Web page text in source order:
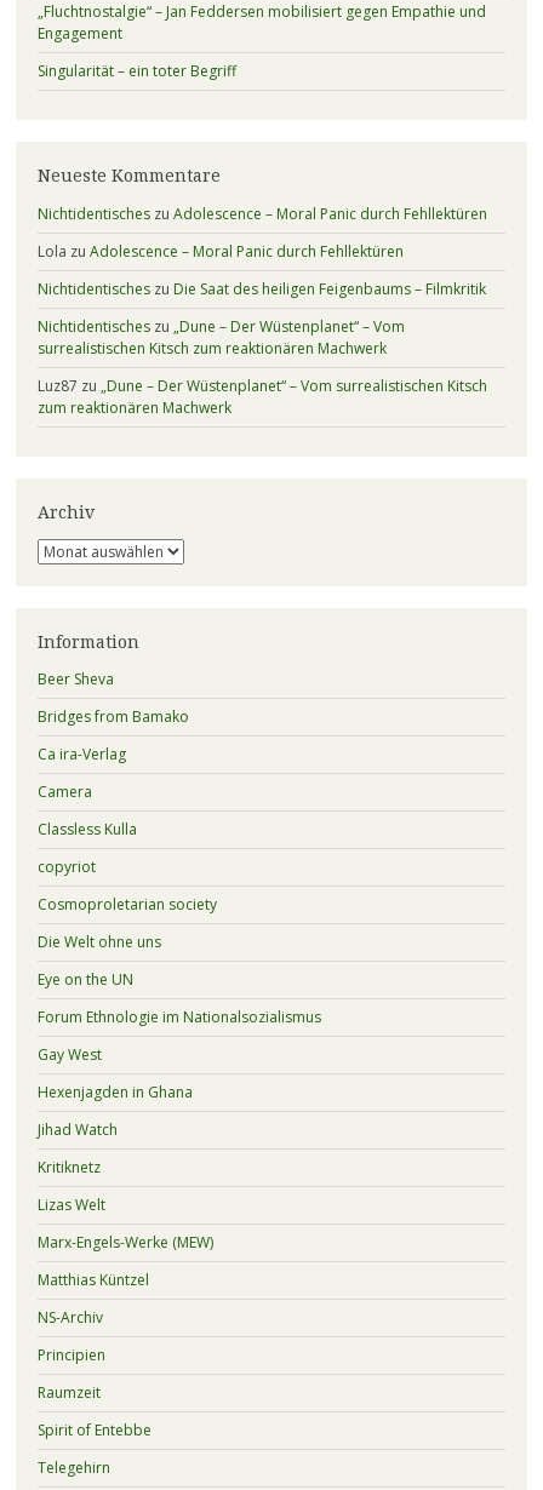
„Fluchtnostalgie“ – Jan Feddersen mobilisiert gegen Empathie und
Engagement
Singularität – ein toter Begriff
Neueste Kommentare
Nichtidentischeszu Adolescence – Moral Panic durch Fehllektüren
Lola zu Adolescence – Moral Panic durch Fehllektüren
Nichtidentischeszu Die Saat des heiligen Feigenbaums – Filmkritik
Nichtidentischeszu „Dune – Der Wüstenplanet“ – Vom
surrealistischen Kitsch zum reaktionären Machwerk
Luz87 zu „Dune – Der Wüstenplanet“ – Vom surrealistischen Kitsch
zum reaktionären Machwerk
Archiv
Archiv
Information
Beer Sheva
Bridges from Bamako
Ca ira-Verlag
Camera
Classless Kulla
copyriot
Cosmoproletarian society
Die Welt ohne uns
Eye on the UN
Forum Ethnologie im Nationalsozialismus
Gay West
Hexenjagden in Ghana
Jihad Watch
Kritiknetz
Lizas Welt
Marx-Engels-Werke (MEW)
Matthias Küntzel
NS-Archiv
Principien
Raumzeit
Spirit of Entebbe
Telegehirn